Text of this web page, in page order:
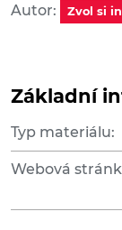
Autor: Zvol si
Základní
Typ materiálu:
Webová